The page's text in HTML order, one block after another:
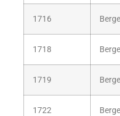
1716
1718
1719
1722